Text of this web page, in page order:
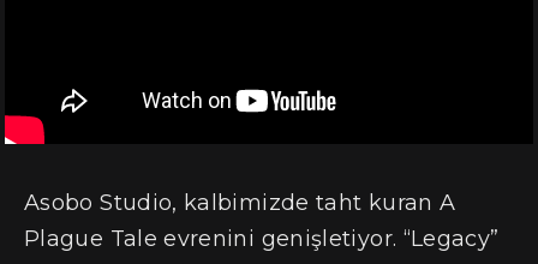
Asobo Studio, kalbimizde taht kuran A
Plague Tale evrenini genişletiyor. “Legacy”